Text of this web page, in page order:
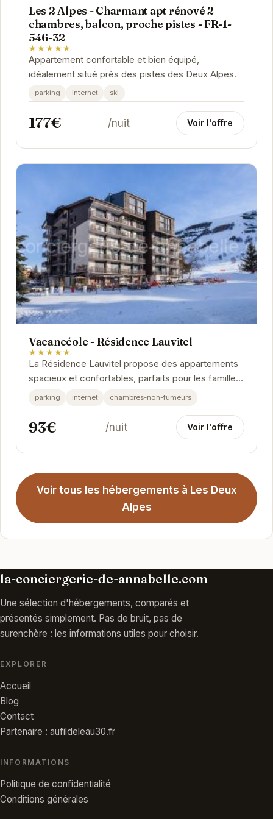
Les 2 Alpes - Charmant apt rénové 2
chambres, balcon, proche pistes - FR-1-
546-32
★★★★★
Appartement confortable et bien équipé,
idéalement situé près des pistes des Deux Alpes.
parking internet ski
177€ /nuit Voir l'offre
Vacancéole - Résidence Lauvitel
★★★★★
La Résidence Lauvitel propose des appartements
spacieux et confortables, parfaits pour les familles
et les groupes d'amis. Chaque appartement...
parking internet chambres-non-fumeurs
93€ /nuit Voir l'offre
Voir tous les hébergements à Les Deux
Alpes
la-conciergerie-de-annabelle.com
Une sélection d'hébergements, comparés et
présentés simplement. Pas de bruit, pas de
surenchère : les informations utiles pour choisir.
EXPLORER
Accueil
Blog
Contact
Partenaire : aufildeleau30.fr
INFORMATIONS
Politique de confidentialité
Conditions générales